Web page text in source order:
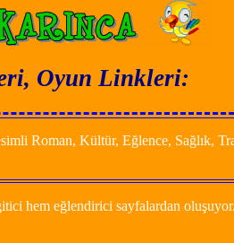
Oyun Linkleri:
Roman, Kültür, Eğlence, Sağlık,
hem eğlendirici sayfalardan